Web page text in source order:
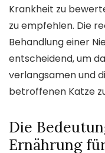
Krankheit zu
zu empfehlen. Die
Behandlung einer
entscheidend, um
verlangsamen und
betroffenen Katze
Die
Ernährung